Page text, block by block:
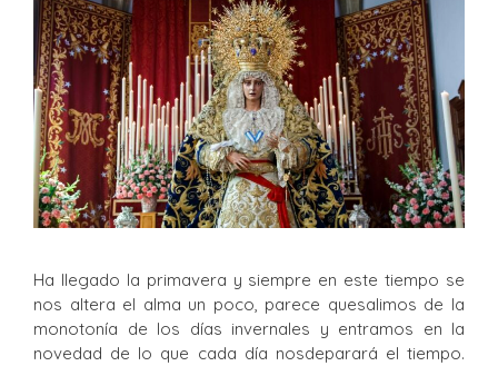
Ha llegado la primavera y siempre en este tiempo se
nos altera el alma un poco, parece quesalimos de la
monotonía de los días invernales y entramos en la
novedad de lo que cada día nosdeparará el tiempo.